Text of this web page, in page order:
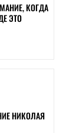
КОГДА
ЭТО
НИКОЛАЯ